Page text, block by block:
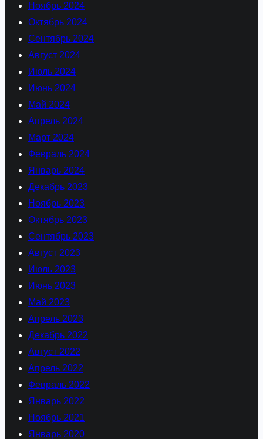
Ноябрь 2024
Октябрь 2024
Сентябрь 2024
Август 2024
Июль 2024
Июнь 2024
Май 2024
Апрель 2024
Март 2024
Февраль 2024
Январь 2024
Декабрь 2023
Ноябрь 2023
Октябрь 2023
Сентябрь 2023
Август 2023
Июль 2023
Июнь 2023
Май 2023
Апрель 2023
Декабрь 2022
Август 2022
Апрель 2022
Февраль 2022
Январь 2022
Ноябрь 2021
Январь 2020